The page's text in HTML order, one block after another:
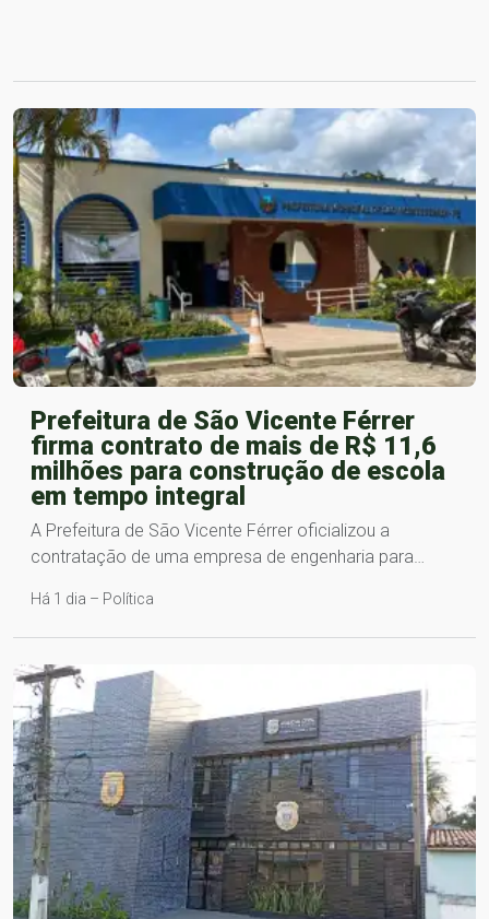
Prefeitura de São Vicente Férrer
firma contrato de mais de R$ 11,6
milhões para construção de escola
em tempo integral
A Prefeitura de São Vicente Férrer oficializou a
contratação de uma empresa de engenharia para…
Há 1 dia – Política